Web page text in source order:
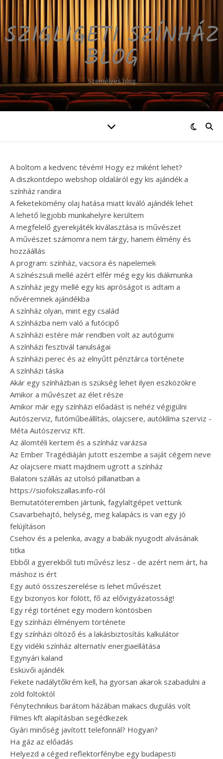
SZIGLIGETI SZÍNHÁZ
BLOG
Személyes blog
A boltom a kedvenc tévém! Hogy ez miként lehet?
A diszkontdepo webshop oldaláról egy kis ajándék a
színház randira
A feketekömény olaj hatása miatt kiváló ajándék lehet
A lehető legjobb munkahelyre kerültem
A megfelelő gyerekjáték kiválasztása is művészet
A művészet számomra nem tárgy, hanem élmény és
hozzáállás
A program: színház, vacsora és napelemek
A színészsuli mellé azért elfér még egy kis diákmunka
A színház jegy mellé egy kis apróságot is adtam a
nővéremnek ajándékba
A színház olyan, mint egy család
A színházba nem való a futócipő
A színházi estére már rendben volt az autógumi
A színházi fesztivál tanulságai
A színházi perec és az elnyűtt pénztárca története
A színházi táska
Akár egy színházban is szükség lehet ilyen eszközökre
Amikor a művészet az élet része
Amikor már egy színházi előadást is nehéz végigülni
Autószerviz, futóműbeállítás, olajcsere, autóklíma szerviz -
Méta Autószerviz Kft.
Az álomtéli kertem és a színház varázsa
Az Ember Tragédiáján jutott eszembe a saját cégem neve
Az olajcsere miatt majdnem ugrott a színház
Balatoni szállás az utolsó pillanatban a
https://siofokszallas.info-ról
Bemutatóteremben jártunk, fagylaltgépet vettünk
Csavarbehajtó, helység, meg kalapács is van egy jó
felújításon
Csehov és a pelenka, avagy a babák nyugodt alvásának
titka
Ebből a gyerekből tuti művész lesz - de azért nem árt, ha
máshoz is ért
Egy autó összeszerelése is lehet művészet
Egy bizonyos kor fölött, fő az elővigyázatosság!
Egy régi történet egy modern köntösben
Egy színházi élményem története
Egy színházi öltöző és a lakásbiztosítás kalkulátor
Egy vidéki színház alternatív energiaellátása
Egynyári kaland
Esküvői ajándék
Fekete nadálytőkrém kell, ha gyorsan akarok szabadulni a
zöld foltoktól
Fénytechnikus barátom házában makacs dugulás volt
Filmes kft alapításban segédkezek
Gyári minőség javított telefonnál? Hogyan?
Ha gáz az előadás
Helyezd a céged reflektorfénybe egy budapesti